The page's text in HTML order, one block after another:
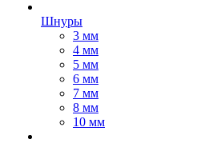
Шнуры
3 мм
4 мм
5 мм
6 мм
7 мм
8 мм
10 мм